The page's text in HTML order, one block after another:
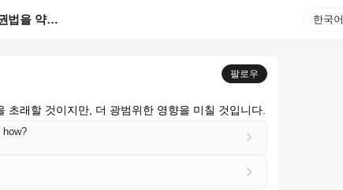
미국 연방대법원은 투표권법을 약화시켰는가 – 그리고 어... 한국어
팔로우
래할 것이지만, 더 광범위한 영향을 미칠 것입니다.
how?